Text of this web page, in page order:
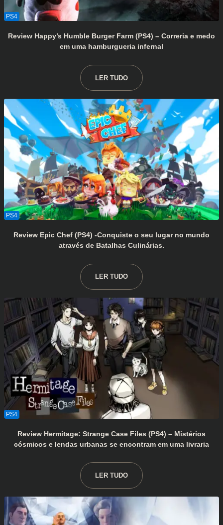
Review Happy’s Humble Burger Farm (PS4) – Correria e medo
em uma hamburgueria infernal
LER TUDO
Review Epic Chef (PS4) -Conquiste o seu lugar no mundo
através de Batalhas Culinárias.
LER TUDO
Review Hermitage: Strange Case Files (PS4) – Mistérios
cósmicos e lendas urbanas se encontram em uma livraria
LER TUDO